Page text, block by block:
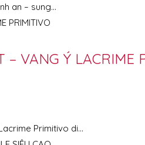
an – sung…
VANG Ý LACRIME
Primitivo di…